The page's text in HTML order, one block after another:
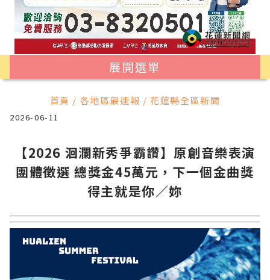
展開選單
首頁 / 各地區最速報 / 花蓮縣全區新聞
2026-06-11
【2026 洄瀾新秀爭霸讚】原創音樂表演
團體徵選 總獎金45萬元，下一個金曲獎
得主就是你／妳